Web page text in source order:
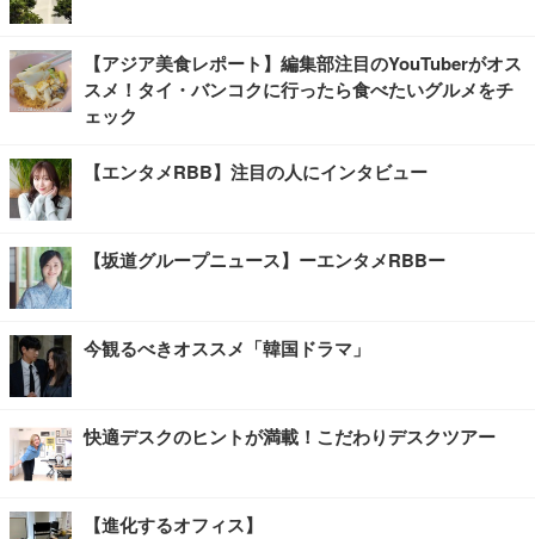
【アジア美食レポート】編集部注目のYouTuberがオス
スメ！タイ・バンコクに行ったら食べたいグルメをチ
ェック
【エンタメRBB】注目の人にインタビュー
【坂道グループニュース】ーエンタメRBBー
今観るべきオススメ「韓国ドラマ」
快適デスクのヒントが満載！こだわりデスクツアー
【進化するオフィス】